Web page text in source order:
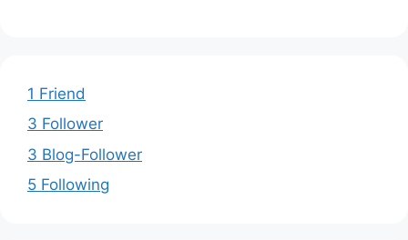
1 Friend
3 Follower
3 Blog-Follower
5 Following